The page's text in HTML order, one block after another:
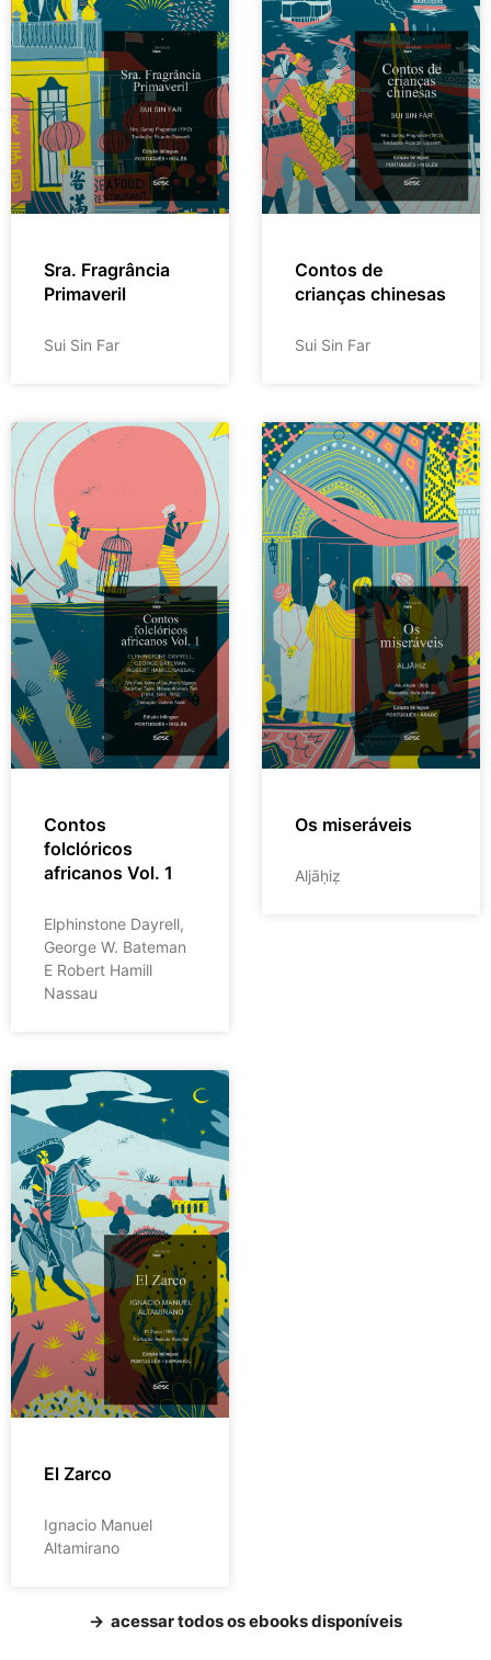
Sra. Fragrância
Primaveril
Sui Sin Far
Contos de
crianças chinesas
Sui Sin Far
Contos
folclóricos
africanos Vol. 1
Elphinstone Dayrell,
George W. Bateman
E Robert Hamill
Nassau
Os miseráveis
Aljāḥiẓ
El Zarco
Ignacio Manuel
Altamirano
→ acessar todos os ebooks disponíveis